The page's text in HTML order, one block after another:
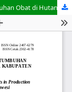
Identifikasi Potensi dan Pemanfaatan Tumbuhan Obat di Hutan Produksi Kecamatan Sinoa Kabupaten Bantaeng Sulawesi Selatan